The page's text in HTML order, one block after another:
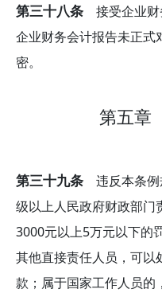
第三十八条 接受企业财
企业财务会计报告未正式
密。
第五
第三十九条 违反本条例
级以上人民政府财政部门
3000元以上5万元以下的
其他直接责任人员，可以
款；属于国家工作人员的